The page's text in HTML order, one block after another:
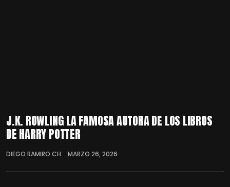
J.K. ROWLING LA FAMOSA AUTORA DE LOS LIBROS
DE HARRY POTTER
DIEGO RAMIRO CH. MARZO 26, 2026